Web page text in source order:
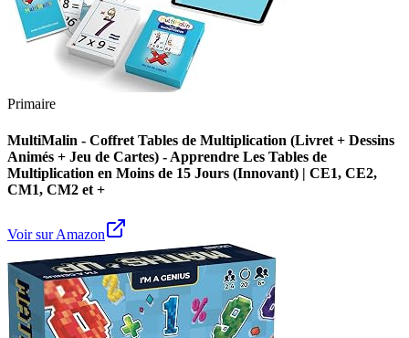
Primaire
MultiMalin - Coffret Tables de Multiplication (Livret + Dessins
Animés + Jeu de Cartes) - Apprendre Les Tables de
Multiplication en Moins de 15 Jours (Innovant) | CE1, CE2,
CM1, CM2 et +
Voir sur Amazon